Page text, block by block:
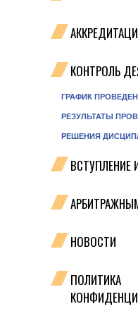
КОНТРОЛЬ
ГРАФИК
РЕЗУЛЬТАТЫ
РЕШЕНИЯ
ВСТУПЛЕНИЕ
НОВОСТИ
ПОЛИТИКА